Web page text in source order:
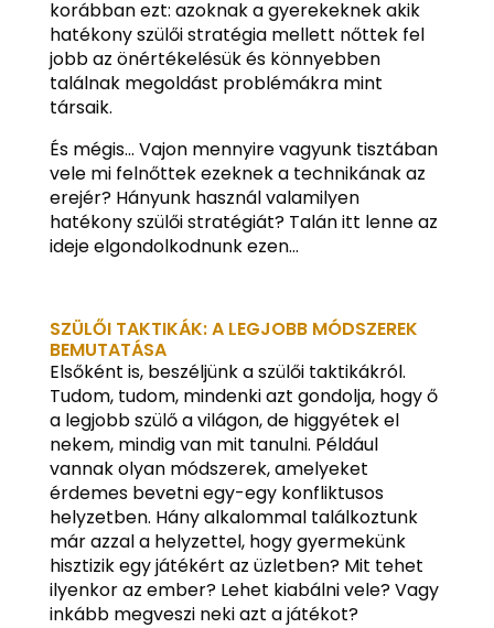
korábban ezt: azoknak a gyerekeknek akik
hatékony szülői stratégia mellett nőttek fel
jobb az önértékelésük és könnyebben
találnak megoldást problémákra mint
társaik.
És mégis… Vajon mennyire vagyunk tisztában
vele mi felnőttek ezeknek a technikának az
erejér? Hányunk használ valamilyen
hatékony szülői stratégiát? Talán itt lenne az
ideje elgondolkodnunk ezen…
SZÜLŐI TAKTIKÁK: A LEGJOBB MÓDSZEREK
BEMUTATÁSA
Elsőként is, beszéljünk a szülői taktikákról.
Tudom, tudom, mindenki azt gondolja, hogy ő
a legjobb szülő a világon, de higgyétek el
nekem, mindig van mit tanulni. Például
vannak olyan módszerek, amelyeket
érdemes bevetni egy-egy konfliktusos
helyzetben. Hány alkalommal találkoztunk
már azzal a helyzettel, hogy gyermekünk
hisztizik egy játékért az üzletben? Mit tehet
ilyenkor az ember? Lehet kiabálni vele? Vagy
inkább megveszi neki azt a játékot?